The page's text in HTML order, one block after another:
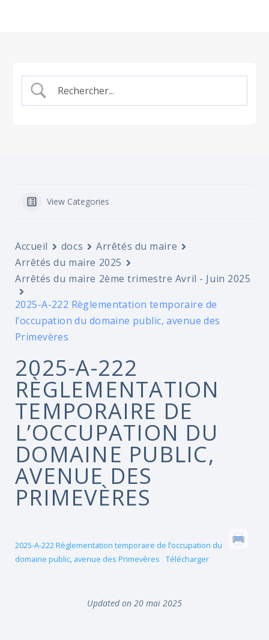
View Categories
Accueil docs
Arrêtés du maire
Arrêtés du maire 2025
Arrêtés du maire 2ème trimestre Avril - Juin 2025
2025-A-222 Règlementation temporaire de
l’occupation du domaine public, avenue des
Primevères
2025-A-222
RÈGLEMENTATION
TEMPORAIRE DE
L’OCCUPATION DU
DOMAINE PUBLIC,
AVENUE DES
PRIMEVÈRES
2025-A-222 Règlementation temporaire de l’occupation du
domaine public, avenue des Primevères
Télécharger
Updated on 20 mai 2025